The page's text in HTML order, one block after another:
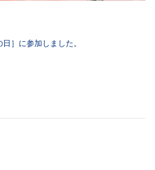
］に参加しました。